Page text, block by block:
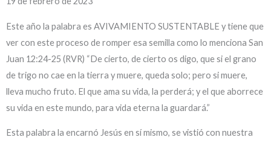
Este año la palabra es AVIVAMIENTO SUSTENTABLE y tiene que
ver con este proceso de romper esa semilla como lo menciona San
Juan 12:24-25 (RVR) “De cierto, de cierto os digo, que si el grano
de trigo no cae en la tierra y muere, queda solo; pero si muere,
lleva mucho fruto. El que ama su vida, la perderá; y el que aborrece
su vida en este mundo, para vida eterna la guardará.”
Esta palabra la encarnó Jesús en sí mismo, se vistió con nuestra